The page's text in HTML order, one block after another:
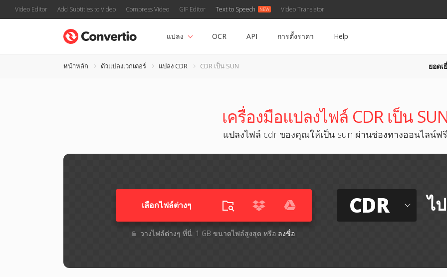
Video Editor Add Subtitles to Video Compress Video GIF Editor Text to Speech Video Translator
แปลง OCR API การตั้งราคา Help
หน้าหลัก ตัวแปลงเวกเตอร์ แปลง CDR CDR เป็น SUN ยอดเ
เครื่องมือแปลงไฟล์ CDR เป็น
แปลงไฟล์ cdr ของคุณให้เป็น sun ผ่านช่องทางออนไลน์ฟรี
เลือกไฟล์ต่างๆ​
วางไฟล์ต่างๆ​ ที่นี่. 1 GB ขนาดไฟล์สูงสุด หรือ ลงชื่อ
CDR ไ